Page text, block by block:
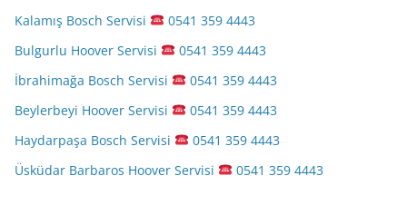
Kalamış Bosch Servisi
0541 359 4443
Bulgurlu Hoover Servisi
0541 359 4443
İbrahimağa Bosch Servisi
0541 359 4443
Beylerbeyi Hoover Servisi
0541 359 4443
Haydarpaşa Bosch Servisi
0541 359 4443
Üsküdar Barbaros Hoover Servisi
0541 359 4443